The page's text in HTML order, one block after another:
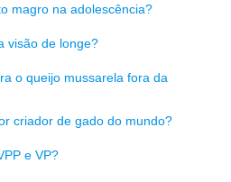
magro na adolescência?
visão de longe?
o queijo mussarela fora da
criador de gado do mundo?
e VP?